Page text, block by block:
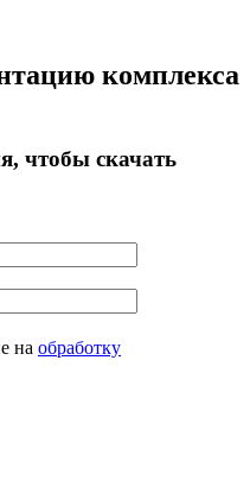
комплекса
чтобы скачать
на обработку